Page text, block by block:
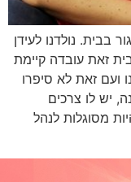
בבית. נולדנו לעידן
זאת עובדה קיימת
ועם זאת לא סיפרו
יש לו צרכים
מסוגלות לנהל